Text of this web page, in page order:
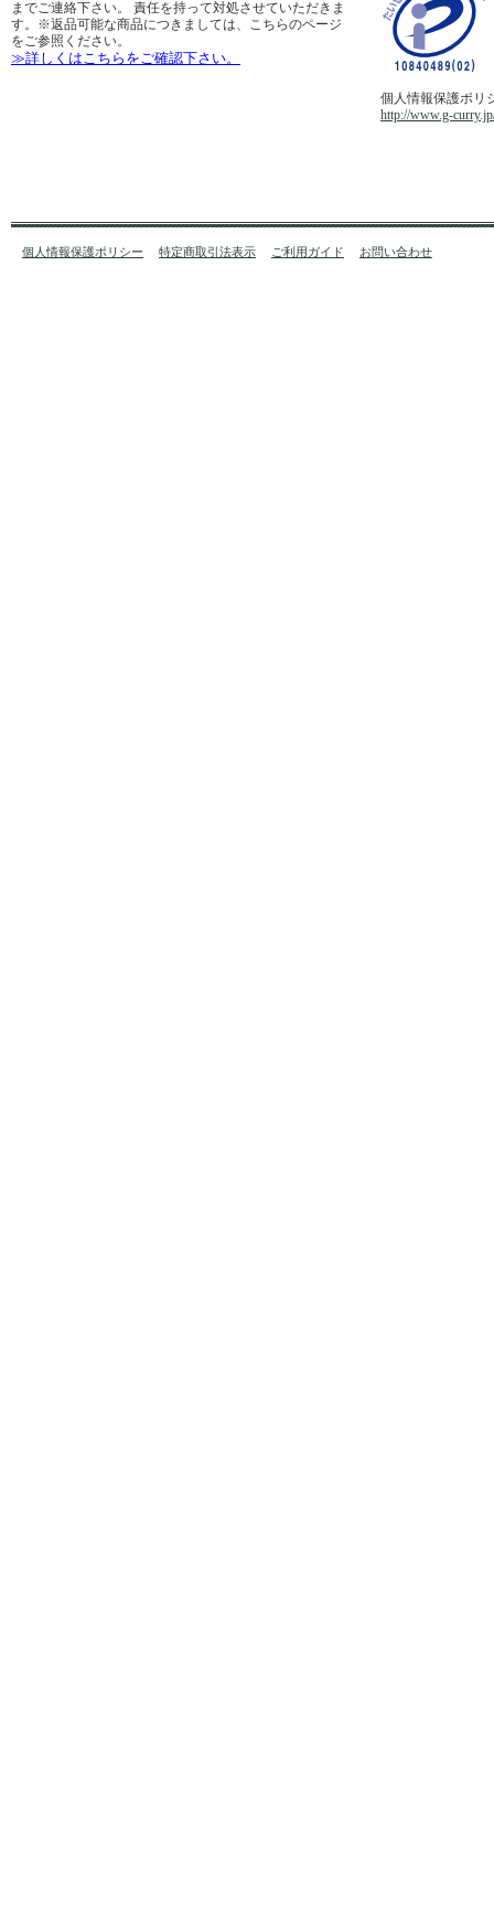
までご連絡下さい。 責任を持って対処させていただきま
す。※返品可能な商品につきましては、こちらのページ
をご参照ください。
≫詳しくはこちらをご確認下さい。
個人情報保護ポリ
http://www.g-
個人情報保護ポリシー 特定商取引法表示 ご利用ガイド お問い合わせ